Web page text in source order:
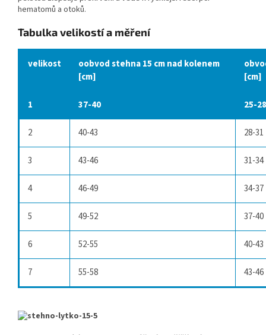
hematomů a otoků.
Tabulka velikostí a měření
velikost
oobvod stehna 15 cm nad kolenem
[cm]
[cm]
1 37-40 25-28
2 40-43 28-31
3 43-46 31-34
4 46-49 34-37
5 49-52 37-40
6 52-55 40-43
7 55-58 43-46